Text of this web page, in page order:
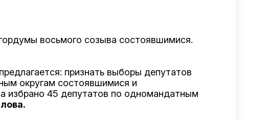
восьмого созыва состоявшимися.
признать выборы депутатов
округам состоявшимися и
избрано 45 депутатов по одномандатным